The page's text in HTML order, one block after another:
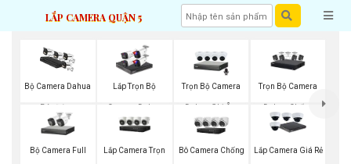
LẮP CAMERA QUẬN 5
Bộ Camera Dahua
Báo Động
Lắp Trọn Bộ
Camera Dahua
Trọn Bộ Camera
Dahua Ghi Âm
Trọn Bộ Camera
Dahua Chống
Trộm
Bộ Camera Full Lắp Camera Trọn Bô Camera Chống Lắp Camera Giá Rẻ